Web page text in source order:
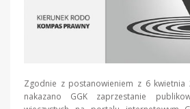
Zgodnie z postanowieniem z 6 kwietnia
nakazano GGK zaprzestanie